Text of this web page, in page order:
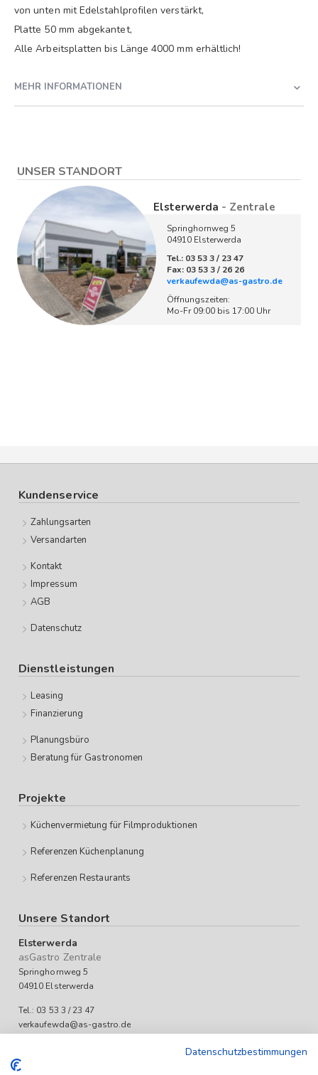
von unten mit Edelstahlprofilen verstärkt,
Platte 50 mm abgekantet,
Alle Arbeitsplatten bis Länge 4000 mm erhältlich!
MEHR INFORMATIONEN
UNSER STANDORT
Elsterwerda - Zentrale
Springhornweg 5
04910 Elsterwerda
Tel.: 03 53 3 / 23 47
Fax: 03 53 3 / 26 26
verkaufewda@as-gastro.de
Öffnungszeiten:
Mo-Fr 09:00 bis 17:00 Uhr
Kundenservice
Zahlungsarten
Versandarten
Kontakt
Impressum
AGB
Datenschutz
Dienstleistungen
Leasing
Finanzierung
Planungsbüro
Beratung für Gastronomen
Projekte
Küchenvermietung für Filmproduktionen
Referenzen Küchenplanung
Referenzen Restaurants
Unsere Standort
Elsterwerda
asGastro Zentrale
Springhornweg 5
04910 Elsterwerda
Tel.: 03 53 3 / 23 47
verkaufewda@as-gastro.de
Mo-Fr 09:00 bis 17:00 Uhr
Datenschutzbestimmungen